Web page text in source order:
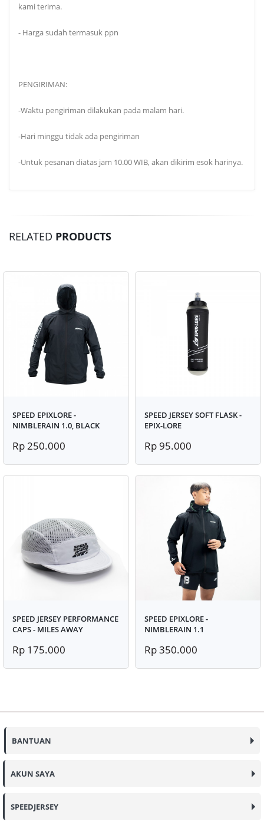
kami terima.
- Harga sudah termasuk ppn
PENGIRIMAN:
-Waktu pengiriman dilakukan pada malam hari.
-Hari minggu tidak ada pengiriman
-Untuk pesanan diatas jam 10.00 WIB, akan dikirim esok harinya.
RELATED PRODUCTS
SPEED EPIXLORE -
NIMBLERAIN 1.0, BLACK
Rp 250.000
SPEED JERSEY SOFT FLASK -
EPIX-LORE
Rp 95.000
SPEED JERSEY PERFORMANCE
CAPS - MILES AWAY
Rp 175.000
SPEED EPIXLORE -
NIMBLERAIN 1.1
Rp 350.000
BANTUAN
AKUN SAYA
SPEEDJERSEY